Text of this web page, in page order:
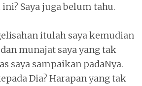
Saya juga belum tahu.
itulah saya kemudian
munajat saya yang tak
saya sampaikan padaNya.
Dia? Harapan yang tak